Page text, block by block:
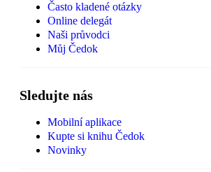
Často kladené otázky
Online delegát
Naši průvodci
Můj Čedok
Sledujte nás
Mobilní aplikace
Kupte si knihu Čedok
Novinky